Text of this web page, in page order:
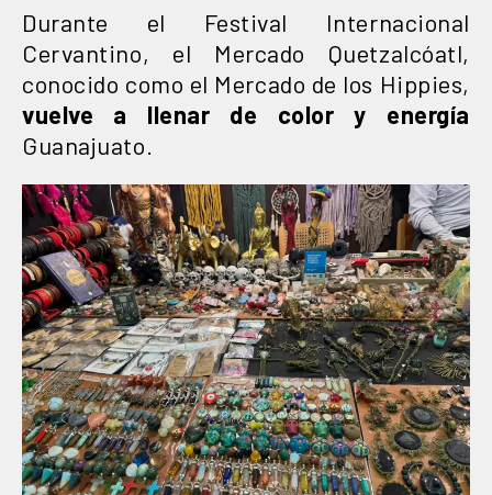
Durante el Festival Internacional
Cervantino, el Mercado Quetzalcóatl,
conocido como el Mercado de los Hippies,
vuelve a llenar de color y energía
Guanajuato.